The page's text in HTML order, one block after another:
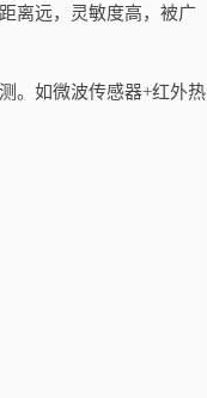
离远，灵敏度高，被广
。如微波传感器+红外热